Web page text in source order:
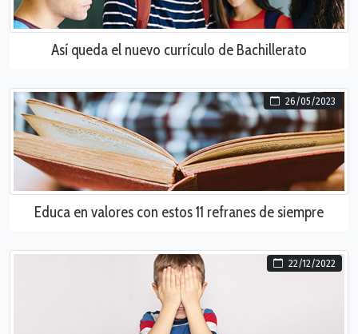
Así queda el nuevo currículo de Bachillerato
26/05/2023
Educa en valores con estos 11 refranes de siempre
22/12/2022